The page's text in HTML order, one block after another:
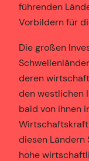
führenden
Vorbildern für
Die großen
deren
den westlichen
bald von ihnen
diesen Ländern
hohe